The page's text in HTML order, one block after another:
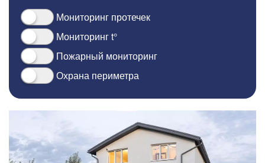
Мониторинг протечек
Мониторинг t°
Пожарный мониторинг
Охрана периметра